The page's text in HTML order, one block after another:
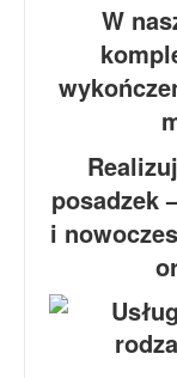
W
posadzek
i